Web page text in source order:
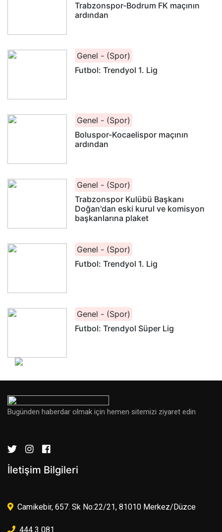
Trabzonspor-Bodrum FK maçının
ardından
Genel - (Spor)
Futbol: Trendyol 1. Lig
Genel - (Spor)
Boluspor-Kocaelispor maçının
ardından
Genel - (Spor)
Trabzonspor Kulübü Başkanı
Doğan'dan eski kurul ve komisyon
başkanlarına plaket
Genel - (Spor)
Futbol: Trendyol 1. Lig
Genel - (Spor)
Futbol: Trendyol Süper Lig
Bugünden haberdar olmak için hemen sitemizi ziyaret edin
İletişim Bilgileri
Camikebir, 657. Sk No:22/21, 81010 Merkez/Düzce
444 3 081